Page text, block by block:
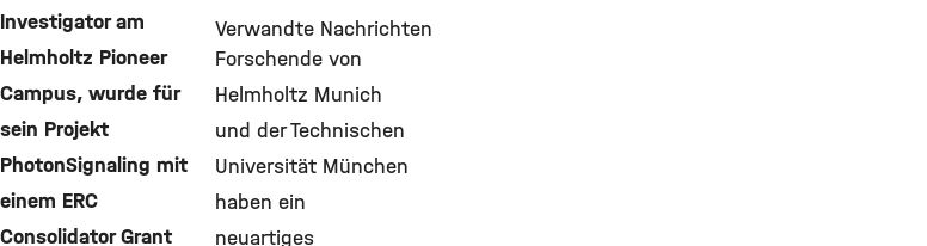
Investigator am
Helmholtz Pioneer
Campus, wurde für
sein Projekt
PhotonSignaling mit
einem ERC
Consolidator Grant
Verwandte Nachrichten
Forschende von
Helmholtz Munich
und der Technischen
Universität München
haben ein
neuartiges